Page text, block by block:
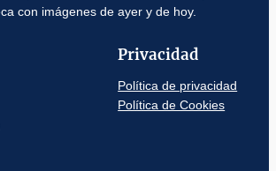
con imágenes de ayer y de hoy.
Privacidad
Política de privacidad
Política de Cookies